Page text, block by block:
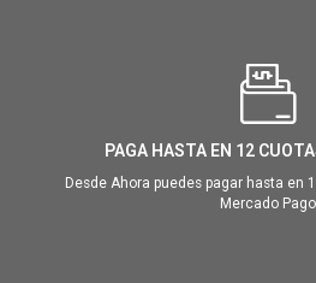
PAGA HASTA EN 12
Desde Ahora puedes pagar hasta en
Mercado